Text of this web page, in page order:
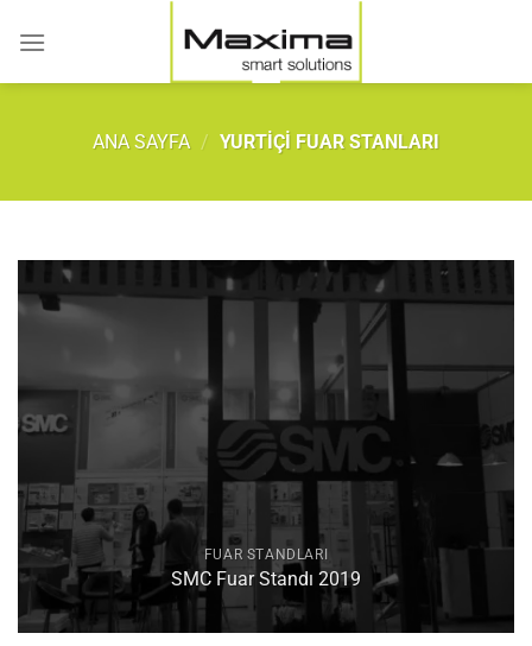
atla
ANA SAYFA / YURTIÇI FUAR STANLARI
FUAR STANDLARI
SMC Fuar Standı 2019